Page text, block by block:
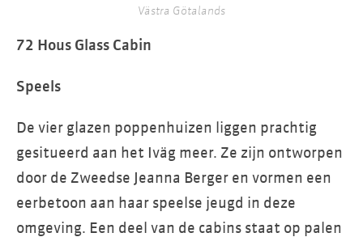
Västra Götalands
72 Hous Glass Cabin
Speels
De vier glazen poppenhuizen liggen prachtig
gesitueerd aan het Iväg meer. Ze zijn ontworpen
door de Zweedse Jeanna Berger en vormen een
eerbetoon aan haar speelse jeugd in deze
omgeving. Een deel van de cabins staat op palen